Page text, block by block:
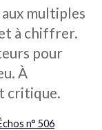
multiples
à chiffrer.
pour
À
critique.
n° 506